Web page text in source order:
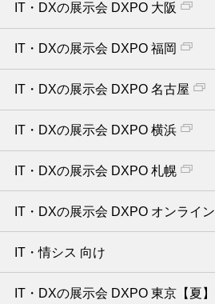
IT・DXの展示会 DXPO 大阪
IT・DXの展示会 DXPO 福岡
IT・DXの展示会 DXPO 名古屋
IT・DXの展示会 DXPO 横浜
IT・DXの展示会 DXPO 札幌
IT・DXの展示会 DXPO オンライン
IT・情シス 向け
IT・DXの展示会 DXPO 東京【夏】